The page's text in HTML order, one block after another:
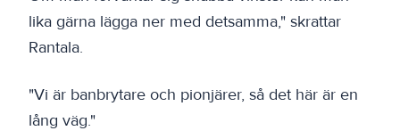
lika gärna lägga ner med detsamma," skrattar
Rantala.
"Vi är banbrytare och pionjärer, så det här är en
lång väg."